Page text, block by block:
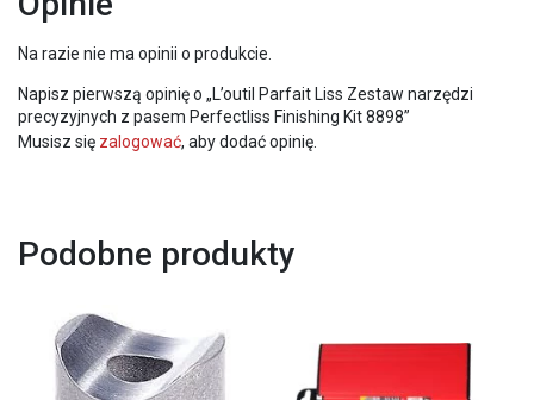
Na razie nie ma opinii o produkcie.
Napisz pierwszą opinię o „L’outil Parfait Liss Zestaw narzędzi
precyzyjnych z pasem Perfectliss Finishing Kit 8898”
Musisz się zalogować, aby dodać opinię.
Podobne produkty